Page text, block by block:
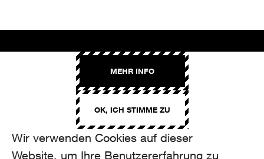
Wir verwenden Cookies auf dieser
Website, um Ihre Benutzererfahrung zu
OK, ICH STIMME ZU
MEHR INFO
Binzmühlestrasse 170c
CH-8050 Zürich
CONTACT
hello@aroma.ch